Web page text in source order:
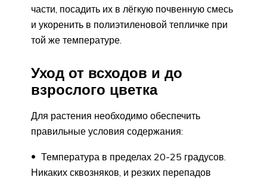
части, посадить их в лёгкую почвенную смесь
и укоренить в полиэтиленовой тепличке при
той же температуре.
Уход от всходов и до
взрослого цветка
Для растения необходимо обеспечить
правильные условия содержания:
Температура в пределах 20-25 градусов.
Никаких сквозняков, и резких перепадов